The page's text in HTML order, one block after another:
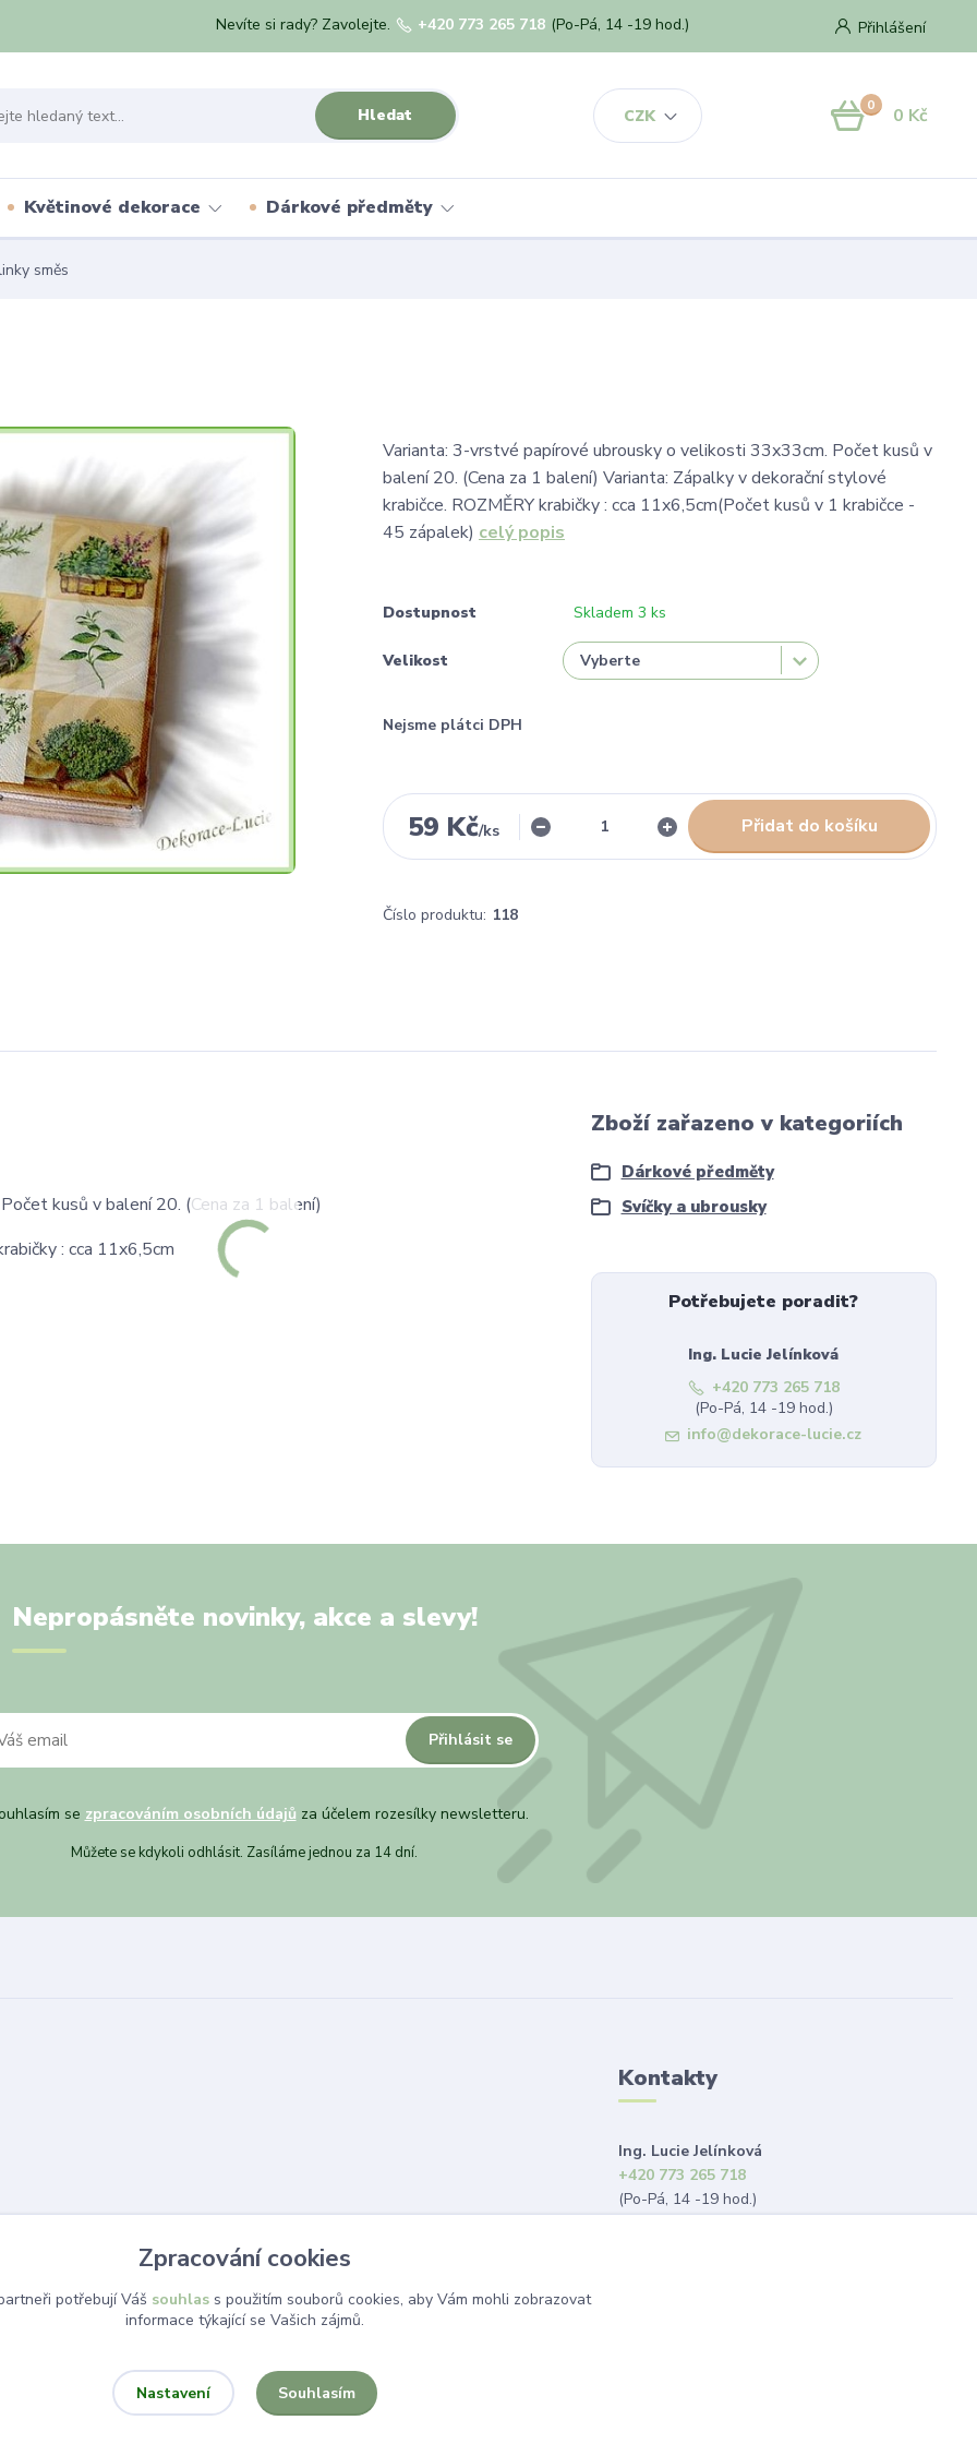
CZK
Přihlášení
Hledat
Nevíte si rady? Zavolejte. +420 773 265 718 (Po-Pá, 14 -19 hod.)
0 0 Kč
Květinové dekorace Dárkové předměty
směs
Varianta: 3-vrstvé papírové ubrousky o velikosti 33x33cm. Počet kusů v
balení 20. (Cena za 1 balení) Varianta: Zápalky v dekorační stylové
krabičce. ROZMĚRY krabičky : cca 11x6,5cm(Počet kusů v 1 krabičce -
45 zápalek) celý popis
Dostupnost Skladem 3 ks
Velikost
Nejsme plátci DPH
59 Kč/ks Přidat do košíku
Číslo produktu: 118
kusů v balení 20. (Cena za 1 balení)
: cca 11x6,5cm
Zboží zařazeno v kategoriích
Dárkové předměty
Svíčky a ubrousky
Potřebujete poradit?
Ing. Lucie Jelínková
+420 773 265 718
(Po-Pá, 14 -19 hod.)
info@dekorace-lucie.cz
Nepropásněte novinky, akce a slevy!
Přihlásit se
se zpracováním osobních údajů za účelem rozesílky newsletteru.
Můžete se kdykoli odhlásit. Zasíláme jednou za 14 dní.
Kontakty
Ing. Lucie Jelínková
+420 773 265 718
(Po-Pá, 14 -19 hod.)
Zpracování cookies
potřebují Váš souhlass použitím souborů cookies, aby Vám mohli zobrazovat
informace týkající se Vašich zájmů.
Nastavení Souhlasím